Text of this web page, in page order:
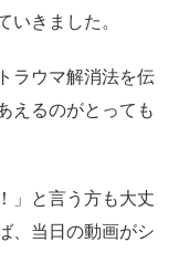
いきました。
ラウマ解消法を伝
えるのがとっても
」と言う方も大丈
、当日の動画がシ